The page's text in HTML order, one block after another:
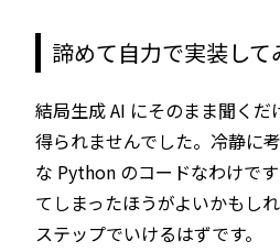
諦めて自力で実装して
結局生成 AI にそのまま聞く
得られませんでした。冷静に
な Python のコードなわけで
てしまったほうがよいかもし
ステップでいけるはずです。